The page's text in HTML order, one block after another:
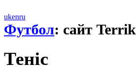
ukenru
Футбол: сайт
Теніс